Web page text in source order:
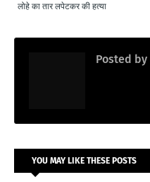
लोहे का तार लपेटकर की हत्या
Posted by
YOU MAY LIKE THESE POSTS